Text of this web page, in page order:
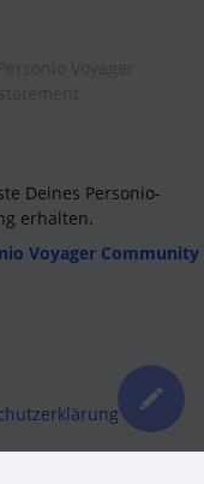
Deines Personio-
erhalten.
Voyager Community